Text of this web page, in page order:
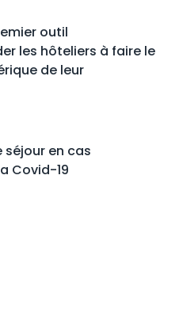
outil
les hôteliers à faire le
de leur
séjour en cas
Covid-19